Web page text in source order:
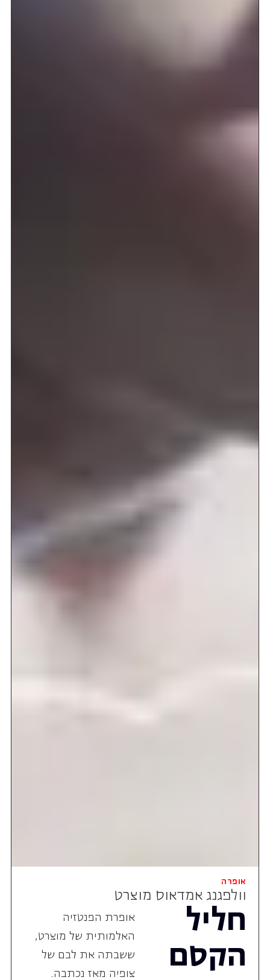
אופרה
וולפגנג אמדאוס מוצרט
חליל
הקסם
אופרת הפנטזיה
האלמותית של מוצרט,
ששבתה את לבם של
צופיה מאז נכתבה.